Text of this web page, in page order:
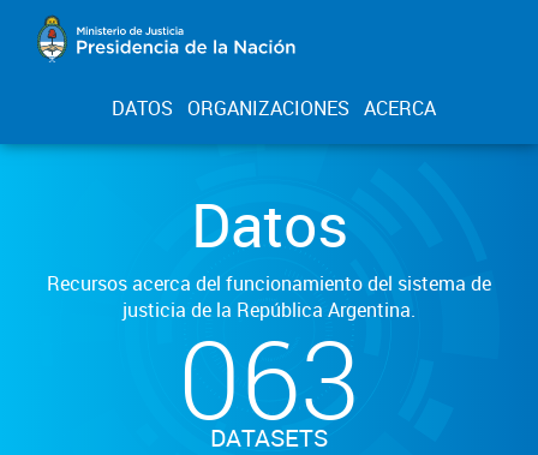
DATOS ORGANIZACIONES ACERCA
Datos
Recursos acerca del funcionamiento del sistema de
justicia de la República Argentina.
063
DATASETS